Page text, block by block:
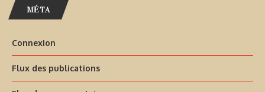
MÉTA
Connexion
Flux des publications